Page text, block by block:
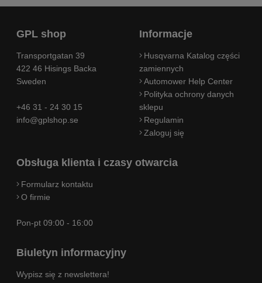
GPL shop
Transportgatan 39
422 46 Hisings Backa
Sweden
+46 31 - 24 30 15
info@gplshop.se
Informacje
Husqvarna Katalog części
zamiennych
Automower Help Center
Polityka ochrony danych
sklepu
Regulamin
Zaloguj się
Obsługa klienta i czasy otwarcia
Formularz kontaktu
O firmie
Pon-pt 09:00 - 16:00
Biuletyn informacyjny
Wypisz się z newslettera!